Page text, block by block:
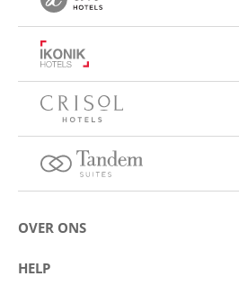
OVER ONS
Over Eurostars Hotel Company
HELP